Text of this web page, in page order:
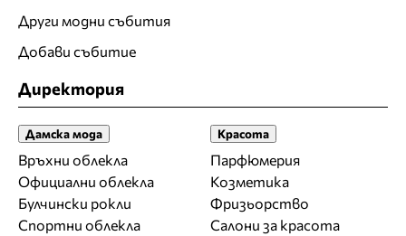
Други модни събития
Добави събитие
Директория
Дамска мода
Връхни облекла
Официални облекла
Булчински рокли
Спортни облекла
Красота
Парфюмерия
Козметика
Фризьорство
Салони за красота